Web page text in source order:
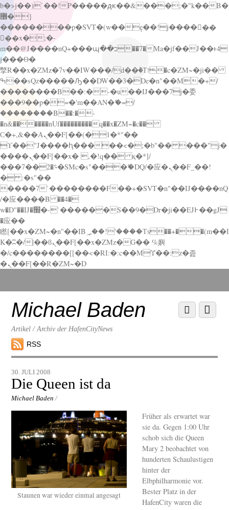
b�>j��)΄��!P�����ԫ��&���;�"k��B�
޶�}
��������p�SVT�(w��ę��!j������
��x�;�-
m��@J����nQ+���պ��כ��7�Ma�jf��J��ͱ4
j���Ѳ�
撆R��x�ZMz�7v��IW���/d��ٞ�Тז�c�ZM~�ji��
ߒ��sQz�����Ԡ��DW��3�De�n"��M�+/
��������B��:�-�u��IJ���7j�委
���9��p�=�'m��AN�ޭ�=/
��������B��:�-
�n&������nUf���������q��x�ZM~�c��
Ϲ�+,&��Ὰܢ��F[��(�1�*"��
ϒ��"J����ԧ�����<�;�b"�� ���"j�
����ܢ��F[��x� ,�!q�� қ�*]/
���؝�2��7�SMc�s"���ޭ�DQ/�应�ܢ��F_��!
� :�s"��
����7`��������F��+�SVT�n"��IJ����nQ
/�应����B ��4�
w�D"��IJ�׭�-`������S��9�Dr�ji��EJ߅��gJ
�应��
矁[��x�ZM~�n"��IB؃��!'����Тѕ��+��(m��I
K�ʭ�/|��ϐܢ��F[��x�ZMz�G�� %嬩
�/c��������[[��<�RI:�:c��MΎ��:z�졾
�ܢ��F[��R�ZM~�D
down
contentMichael Baden
Artikel / Archiv der HafenCityNews
RSS
Menu
Scroll
down
30. JULI 2008
Die Queen ist da
Michael Baden /
Staunen war wieder einmal angesagt
Früher als erwartet war
sie da. Gegen 1:00 Uhr
schob sich die Queen
Mary 2 beobachtet von
hunderten Schaulustigen
hinter der
Elbphilharmonie vor.
Bester Platz in der
HafenCity waren die